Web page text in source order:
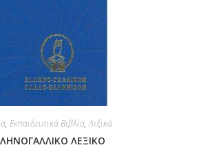
, Εκπαιδευτικά Βιβλία,Λεξικά
ΛΕΞΙΚΟ